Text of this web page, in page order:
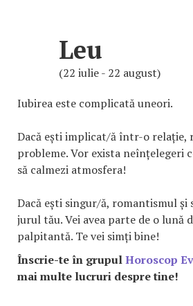
Leu
(22 iulie - 22 august)
Iubirea este complicată uneori.
Dacă ești implicat/ă într-o relație,
probleme. Vor exista neînțelegeri
să calmezi atmosfera!
Dacă ești singur/ă, romantismul
jurul tău. Vei avea parte de o lună
palpitantă. Te vei simți bine!
Înscrie-te în grupulHoroscop
mai multe lucruri despre tine!